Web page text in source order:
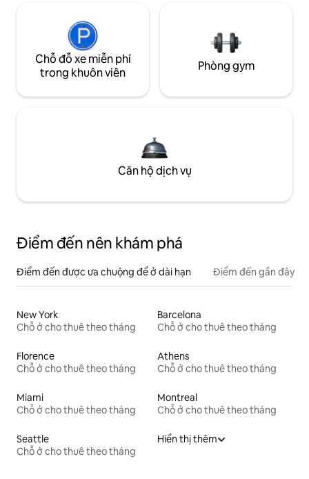
Chỗ đỗ xe miễn phí
trong khuôn viên
Phòng gym
Căn hộ dịch vụ
Điểm đến nên khám phá
Điểm đến được ưa chuộng để ở dài hạn Điểm đến gần đây
New York
Chỗ ở cho thuê theo tháng
Barcelona
Chỗ ở cho thuê theo tháng
Florence
Chỗ ở cho thuê theo tháng
Athens
Chỗ ở cho thuê theo tháng
Miami
Chỗ ở cho thuê theo tháng
Montreal
Chỗ ở cho thuê theo tháng
Seattle
Chỗ ở cho thuê theo tháng
Hiển thị thêm